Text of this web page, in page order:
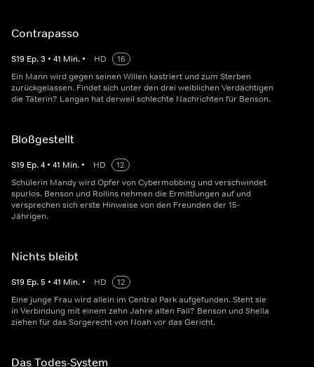
Contrapasso
S19 Ep.3 • 41 Min. • HD
16
Ein Mann wird gegen seinen Willen kastriert und zum Sterben
zurückgelassen. Findet sich unter den drei weiblichen Verdächtigen
die Täterin? Langan hat derweil schlechte Nachrichten für Benson.
Bloßgestellt
S19 Ep.4 • 41 Min. • HD
12
Schülerin Mandy wird Opfer von Cybermobbing und verschwindet
spurlos. Benson und Rollins nehmen die Ermittlungen auf und
versprechen sich erste Hinweise von den Freunden der 15-
Jährigen.
Nichts bleibt
S19 Ep.5 • 41 Min. • HD
12
Eine junge Frau wird allein im Central Park aufgefunden. Steht sie
in Verbindung mit einem zehn Jahre alten Fall? Benson und Sheila
ziehen für das Sorgerecht von Noah vor das Gericht.
Das Todes-System